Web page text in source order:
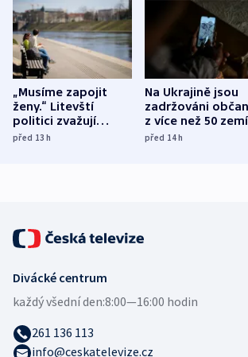
„Musíme zapojit
ženy.“ Litevští
politici zvažují
dohodu o
před 13h
Na Ukrajině jsou
zadržováni
z více než 50
Bojovali na straně
před 14h
Divácké centrum
každý všední den:8:00—16:00 hodin
261 136 113
info@ceskatelevize.cz